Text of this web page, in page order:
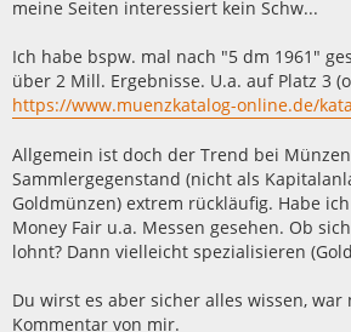
meine Seiten interessiert kein Schw...
Ich habe bspw. mal nach "5 dm 1961"
über 2 Mill. Ergebnisse. U.a. auf Platz 3
https://www.muenzkatalog-online.de/
Allgemein ist doch der Trend bei
Sammlergegenstand (nicht als
Goldmünzen) extrem rückläufig. Habe
Money Fair u.a. Messen gesehen. Ob
lohnt? Dann vielleicht spezialisieren
Du wirst es aber sicher alles wissen, war
Kommentar von mir.